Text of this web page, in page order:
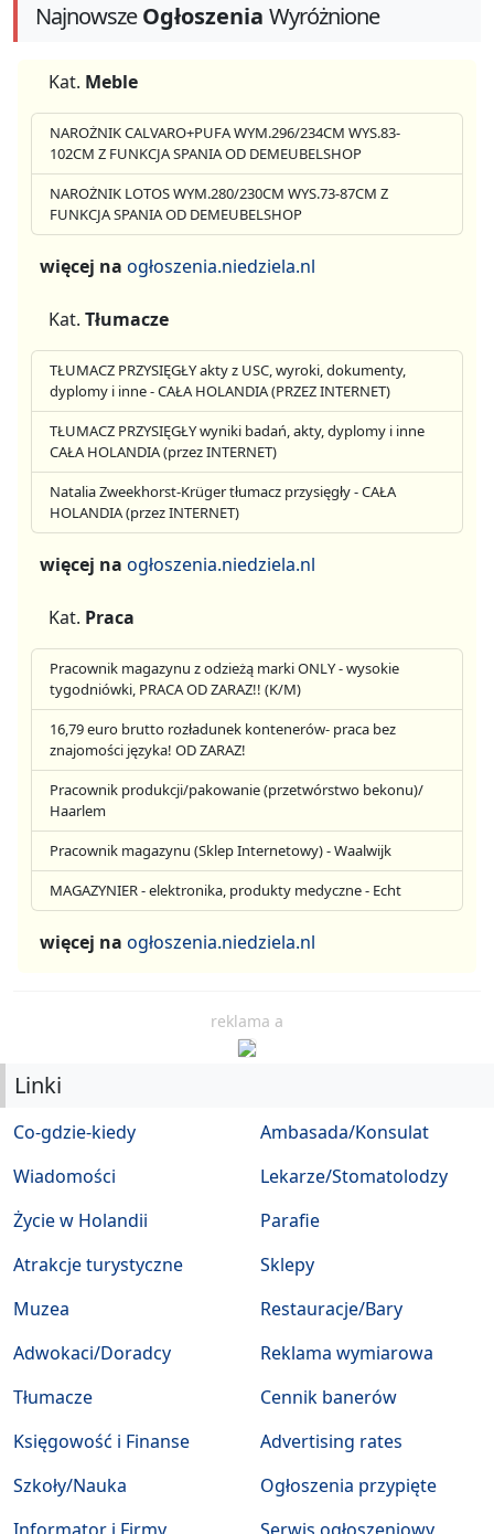
NajnowszeOgłoszenia Wyróżnione
Kat. Meble
NAROŻNIK CALVARO+PUFA WYM.296/234CM WYS.83-
102CM Z FUNKCJA SPANIA OD DEMEUBELSHOP
NAROŻNIK LOTOS WYM.280/230CM WYS.73-87CM Z
FUNKCJA SPANIA OD DEMEUBELSHOP
więcej na ogłoszenia.niedziela.nl
Kat. Tłumacze
TŁUMACZ PRZYSIĘGŁY akty z USC, wyroki, dokumenty,
dyplomy i inne - CAŁA HOLANDIA (PRZEZ INTERNET)
TŁUMACZ PRZYSIĘGŁY wyniki badań, akty, dyplomy i inne
CAŁA HOLANDIA (przez INTERNET)
Natalia Zweekhorst-Krüger tłumacz przysięgły - CAŁA
HOLANDIA (przez INTERNET)
więcej na ogłoszenia.niedziela.nl
Kat. Praca
Pracownik magazynu z odzieżą marki ONLY - wysokie
tygodniówki, PRACA OD ZARAZ!! (K/M)
16,79 euro brutto rozładunek kontenerów- praca bez
znajomości języka! OD ZARAZ!
Pracownik produkcji/pakowanie (przetwórstwo bekonu)/
Haarlem
Pracownik magazynu (Sklep Internetowy) - Waalwijk
MAGAZYNIER - elektronika, produkty medyczne - Echt
więcej na ogłoszenia.niedziela.nl
reklama a
Linki
Co-gdzie-kiedy
Wiadomości
Życie w Holandii
Atrakcje turystyczne
Muzea
Ambasada/Konsulat
Lekarze/Stomatolodzy
Parafie
Sklepy
Restauracje/Bary
Adwokaci/Doradcy
Tłumacze
Księgowość i Finanse
Szkoły/Nauka
Reklama wymiarowa
Cennik banerów
Advertising rates
Ogłoszenia przypięte